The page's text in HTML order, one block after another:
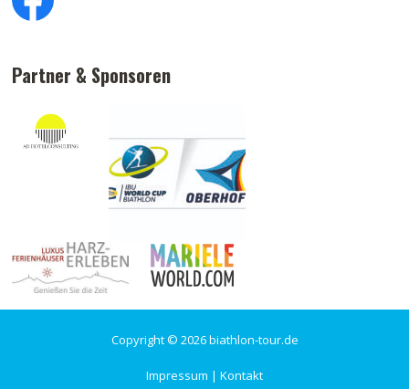
Partner & Sponsoren
Copyright © 2026 biathlon-tour.de
Impressum | Kontakt